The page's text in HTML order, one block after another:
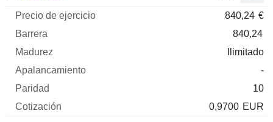
840,24 €
840,24
Ilimitado
-
10
0,9700 EUR